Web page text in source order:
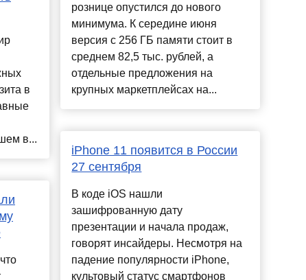
в
в...
рознице опустился до нового
минимума. К середине июня
версия с 256 ГБ памяти стоит в
среднем 82,5 тыс. рублей, а
отдельные предложения на
крупных маркетплейсах на...
iPhone 11 появится в России
27 сентября
В коде iOS нашли
зашифрованную дату
презентации и начала продаж,
говорят инсайдеры. Несмотря на
падение популярности iPhone,
культовый статус смартфонов